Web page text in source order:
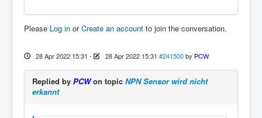
Please Log in orCreate an account to join the conversation.
28 Apr 2022 15:31 - 28 Apr 2022 15:31 #241500 by PCW
Replied by PCWon topic NPN Sensor wird nicht
erkannt